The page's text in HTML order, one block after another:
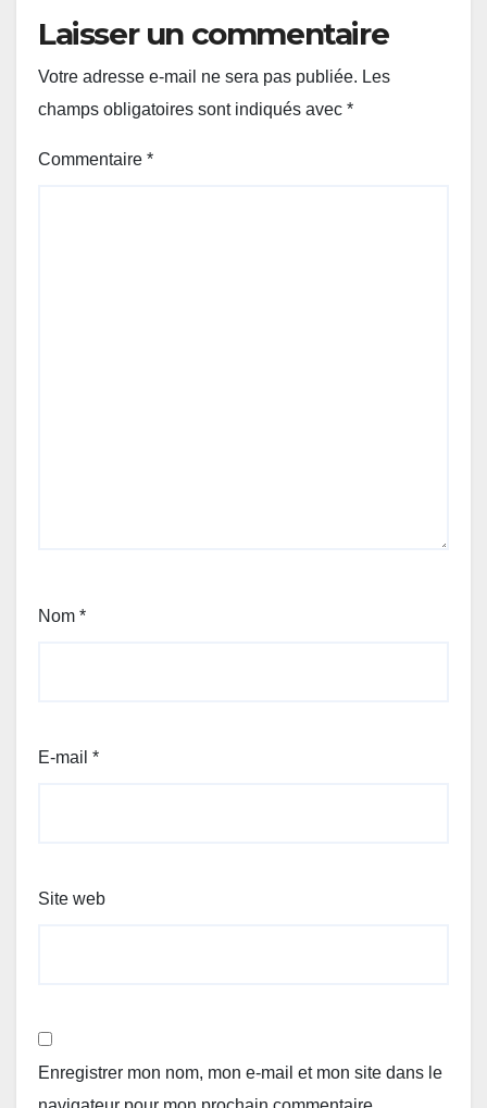
Laisser un commentaire
Votre adresse e-mail ne sera pas publiée. Les
champs obligatoires sont indiqués avec *
Commentaire *
Nom *
E-mail *
Site web
Enregistrer mon nom, mon e-mail et mon site dans le